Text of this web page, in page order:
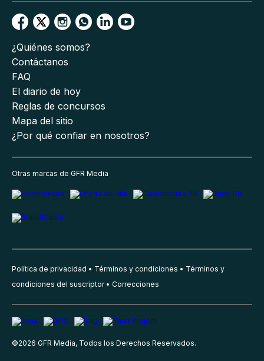
¿Quiénes somos?
Contáctanos
FAQ
El diario de hoy
Reglas de concursos
Mapa del sitio
¿Por qué confiar en nosotros?
Otras marcas de GFR Media
Política de privacidad Términos y condiciones
Términos y
condiciones del suscriptor
Correcciones
©2026 GFR Media, Todos los Derechos Reservados.